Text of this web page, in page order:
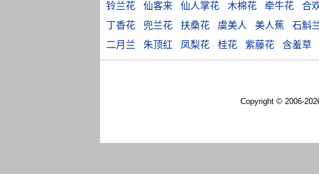
铃兰花
仙客来 仙人掌花 木棉花 牵牛花 合
丁香花
兜兰花 扶桑花 虞美人 美人蕉 石斛
二月兰
朱顶红 凤梨花 桂花 紫藤花 含羞草
Copyright © 2006-